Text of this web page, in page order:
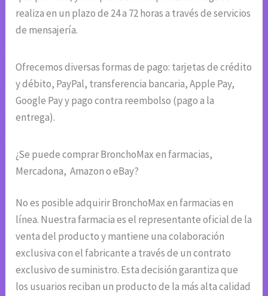
realiza en un plazo de 24 a 72 horas a través de servicios
de mensajería.
Ofrecemos diversas formas de pago: tarjetas de crédito
y débito, PayPal, transferencia bancaria, Apple Pay,
Google Pay y pago contra reembolso (pago a la
entrega).
¿Se puede comprar BronchoMax en farmacias,
Mercadona, Amazon o eBay?
No es posible adquirir BronchoMax en farmacias en
línea. Nuestra farmacia es el representante oficial de la
venta del producto y mantiene una colaboración
exclusiva con el fabricante a través de un contrato
exclusivo de suministro. Esta decisión garantiza que
los usuarios reciban un producto de la más alta calidad